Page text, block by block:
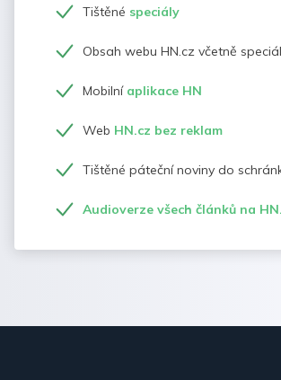
Tištěné speciály
Obsah webu HN.cz včetně
Mobilní aplikace HN
Web HN.cz bez reklam
Tištěné páteční noviny do
Audioverze všech článků na